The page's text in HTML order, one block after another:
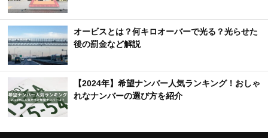
オービスとは？何キロオーバーで光る？光らせた
後の罰金など解説
【2024年】希望ナンバー人気ランキング！おしゃ
れなナンバーの選び方を紹介